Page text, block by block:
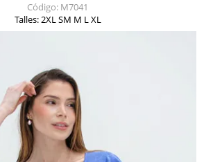
Código: M7041
Talles: 2XL SM M L XL